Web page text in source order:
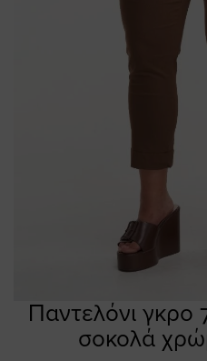
Παντελόνι γκρο
σοκολά
Skip